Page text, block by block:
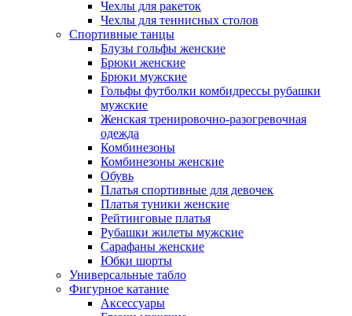
Чехлы для ракеток
Чехлы для теннисных столов
Спортивные танцы
Блузы гольфы женские
Брюки женские
Брюки мужские
Гольфы футболки комбидрессы рубашки
мужские
Женская тренировочно-разогревочная
одежда
Комбинезоны
Комбинезоны женские
Обувь
Платья спортивные для девочек
Платья туники женские
Рейтинговые платья
Рубашки жилеты мужские
Сарафаны женские
Юбки шорты
Универсальные табло
Фигурное катание
Аксессуары